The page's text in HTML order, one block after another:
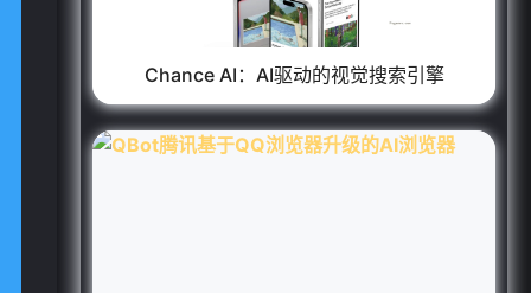
Chance AI：AI驱动的视觉搜索引擎